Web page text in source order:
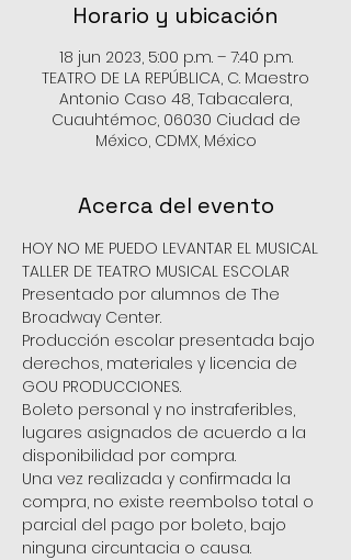
Horario y ubicación
18 jun 2023, 5:00 p.m. – 7:40 p.m.
TEATRO DE LA REPÚBLICA, C. Maestro
Antonio Caso 48, Tabacalera,
Cuauhtémoc, 06030 Ciudad de
México, CDMX, México
Acerca del evento
HOY NO ME PUEDO LEVANTAR EL MUSICAL
TALLER DE TEATRO MUSICAL ESCOLAR
Presentado por alumnos de The
Broadway Center.
Producción escolar presentada bajo
derechos, materiales y licencia de
GOU PRODUCCIONES.
Boleto personal y no instraferibles,
lugares asignados de acuerdo a la
disponibilidad por compra.
Una vez realizada y confirmada la
compra, no existe reembolso total o
parcial del pago por boleto, bajo
ninguna circuntacia o causa.